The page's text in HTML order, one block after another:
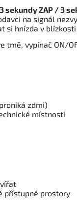
3 sekundy ZAP / 3
na signál
si hnízda v blízkosti
tmě, vypínač ON/
zdmi)
místnosti
přístupné prostory